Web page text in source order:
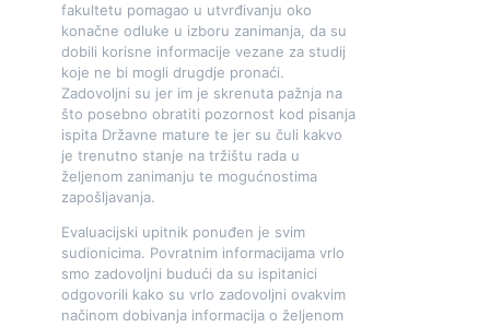
fakultetu pomagao u utvrđivanju oko
konačne odluke u izboru zanimanja, da su
dobili korisne informacije vezane za studij
koje ne bi mogli drugdje pronaći.
Zadovoljni su jer im je skrenuta pažnja na
što posebno obratiti pozornost kod pisanja
ispita Državne mature te jer su čuli kakvo
je trenutno stanje na tržištu rada u
željenom zanimanju te mogućnostima
zapošljavanja.
Evaluacijski upitnik ponuđen je svim
sudionicima. Povratnim informacijama vrlo
smo zadovoljni budući da su ispitanici
odgovorili kako su vrlo zadovoljni ovakvim
načinom dobivanja informacija o željenom